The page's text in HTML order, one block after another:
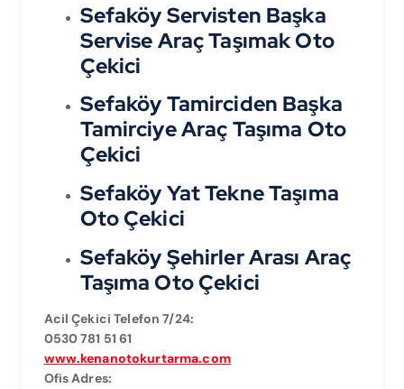
Sefaköy Servisten Başka
Servise Araç Taşımak Oto
Çekici
Sefaköy Tamirciden Başka
Tamirciye Araç Taşıma Oto
Çekici
Sefaköy Yat Tekne Taşıma
Oto Çekici
Sefaköy Şehirler Arası Araç
Taşıma Oto Çekici
Acil Çekici Telefon 7/24:
0530 781 51 61
www.kenanotokurtarma.com
Ofis Adres: